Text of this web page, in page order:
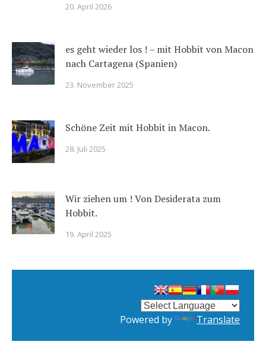
20. April 2026
es geht wieder los ! – mit Hobbit von Macon
nach Cartagena (Spanien)
23. November 2025
Schöne Zeit mit Hobbit in Macon.
28. Juli 2025
Wir ziehen um ! Von Desiderata zum
Hobbit.
19. April 2025
Powered by Translate